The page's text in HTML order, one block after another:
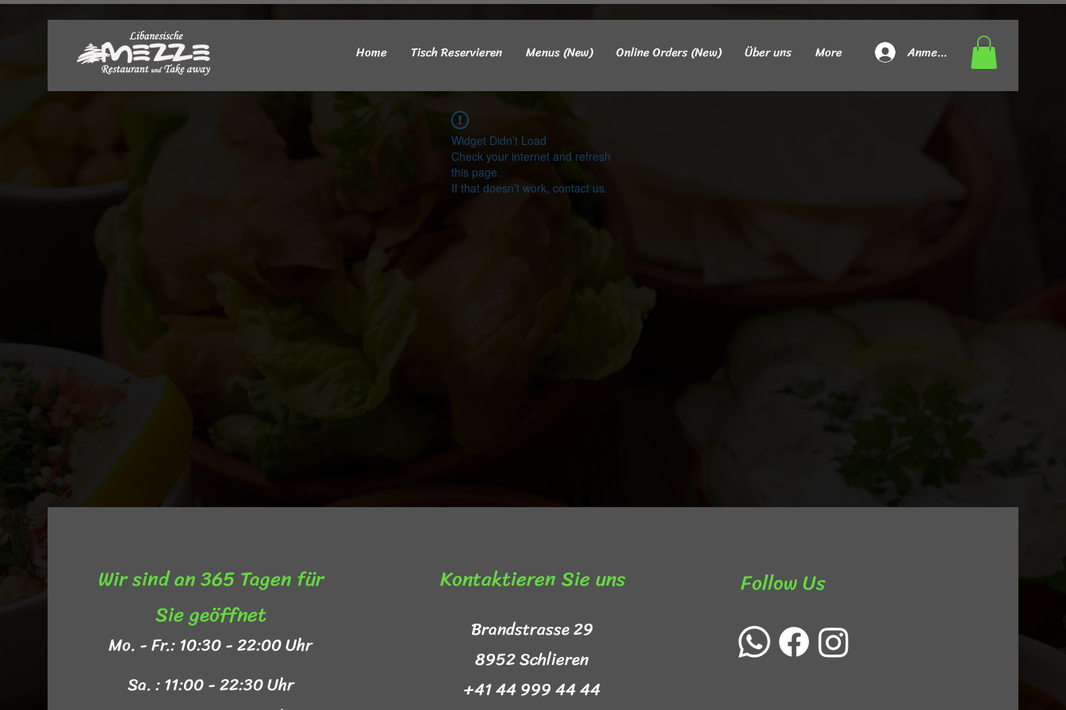
Home Tisch Reservieren Menus (New) Online Orders (New) Über uns More Anmelden
Widget Didn’t Load
Check your internet and refresh
this page.
If that doesn’t work, contact us.
Wir sind an 365 Tagen für
Sie geöffnet​
Mo. - Fr.: 10:30 - 22:00 Uhr
Sa. : 11:00 - 22:30 Uhr
Kontaktieren Sie uns​
Brandstrasse 29
8952 Schlieren
+41 44 999 44 44
Follow Us